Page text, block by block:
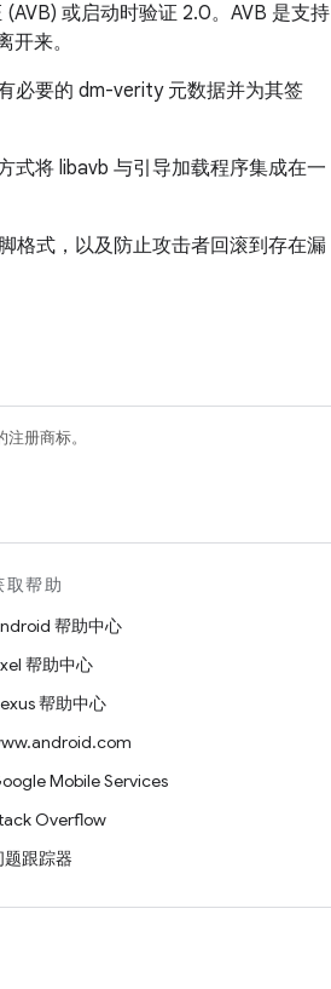
或启动时验证 2.0。AVB 是支持
来。
必要的 dm-verity 元数据并为其签
式将 libavb 与引导加载程序集成在一
格式，以及防止攻击者回滚到存在漏
册商标。
取帮助
帮助中心
帮助中心
帮助中心
Mobile Services
Overflow
题跟踪器